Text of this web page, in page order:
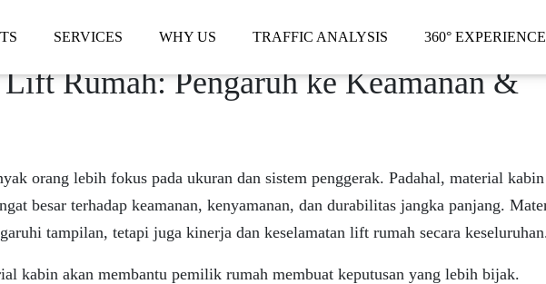
SERVICES WHY US TRAFFIC ANALYSIS 360° EXPERIENCE
Rumah: Pengaruh ke Keamanan &
orang lebih fokus pada ukuran dan sistem penggerak. Padahal, material
besar terhadap keamanan, kenyamanan, dan durabilitas jangka panjang.
tampilan, tetapi juga kinerja dan keselamatan lift rumah secara
kabin akan membantu pemilik rumah membuat keputusan yang lebih bijak.